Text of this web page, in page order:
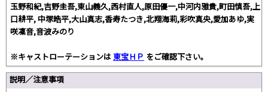
玉野和紀,吉野圭吾,東山義久,西村直人,原田優一,中河内雅貴,町田慎吾,上
口耕平, 中塚皓平,大山真志,香寿たつき,北翔海莉,彩吹真央,愛加あゆ,実
咲凜音,音波みのり
※キャストローテーションは 東宝ＨＰ をご確認下さい。
説明／注意事項